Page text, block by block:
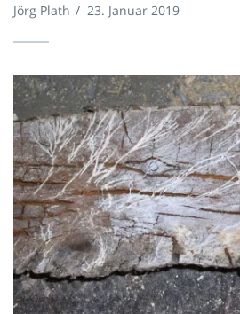
Jörg Plath / 23. Januar 2019